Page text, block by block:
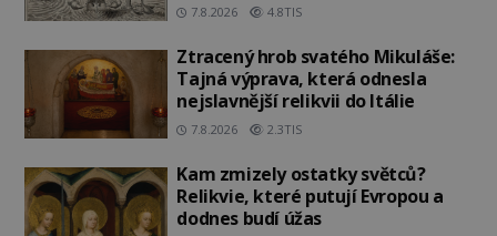
7.8.2026 4.8TIS
Ztracený hrob svatého Mikuláše:
Tajná výprava, která odnesla
nejslavnější relikvii do Itálie
7.8.2026 2.3TIS
Kam zmizely ostatky světců?
Relikvie, které putují Evropou a
dodnes budí úžas